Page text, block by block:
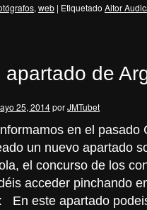
, web | Etiquetado Aitor
apartado de
25, 2014porJMTubet
en el pasado
un nuevo apartado
el concurso de los
acceder pinchando
En este apartado